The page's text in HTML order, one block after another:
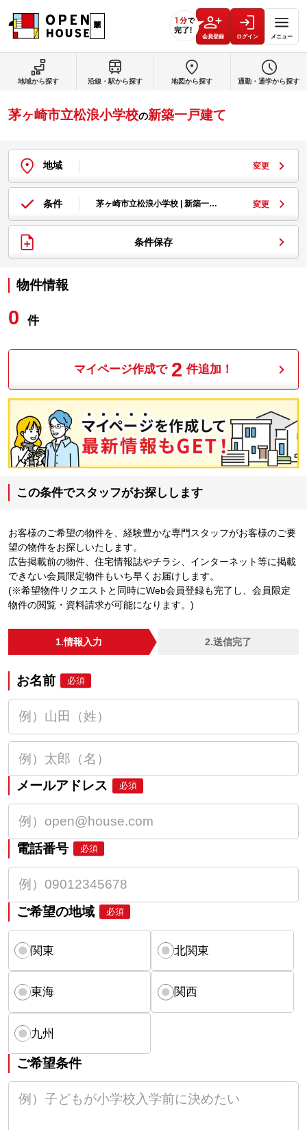
会員登録 ログイン メニュー
茅ヶ崎市立松浪小学校の新築一戸建て
地域 変更
条件 茅ヶ崎市立松浪小学校 | 新築一… 変更
条件保存
物件情報
0 件
マイページ作成で 2 件追加！
この条件でスタッフがお探しします
お客様のご希望の物件を、経験豊かな専門スタッフがお客様のご要
望の物件をお探しいたします。
広告掲載前の物件、住宅情報誌やチラシ、インターネット等に掲載
できない会員限定物件もいち早くお届けします。
(※希望物件リクエストと同時にWeb会員登録も完了し、会員限定
物件の閲覧・資料請求が可能になります。)
1.情報入力 2.送信完了
お名前 必須
メールアドレス 必須
電話番号 必須
ご希望の地域 必須
関東 北関東
東海 関西
九州
ご希望条件
地域から探す 沿線・駅から探す 地図から探す 通勤・通学から探す